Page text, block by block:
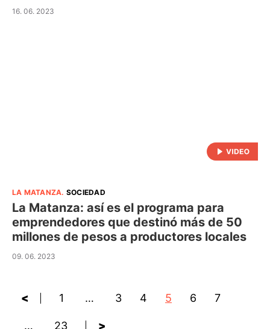
16. 06. 2023
LA MATANZA. SOCIEDAD
La Matanza: así es el programa para
emprendedores que destinó más de 50
millones de pesos a productores locales
09. 06. 2023
< 1 … 3 4 5 6 7
… 23 >